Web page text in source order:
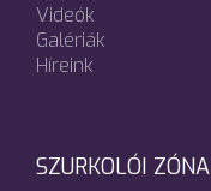
Videók
Galériák
Híreink
SZURKOLÓI ZÓNA